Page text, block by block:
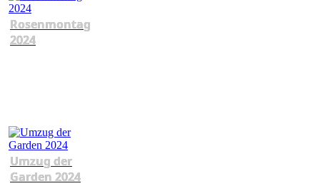
Rosenmontag
2024
Umzug der
Garden 2024